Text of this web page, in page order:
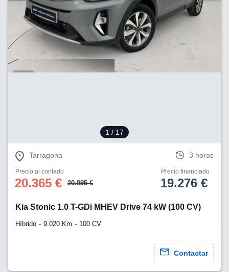
1 / 17
Tarragona 3 horas
Precio al contado
20.365 € 20.995 €
Precio financiado
19.276 €
Kia Stonic 1.0 T-GDi MHEV Drive 74 kW (100 CV)
Híbrido 9.020 Km 100 CV
Contactar